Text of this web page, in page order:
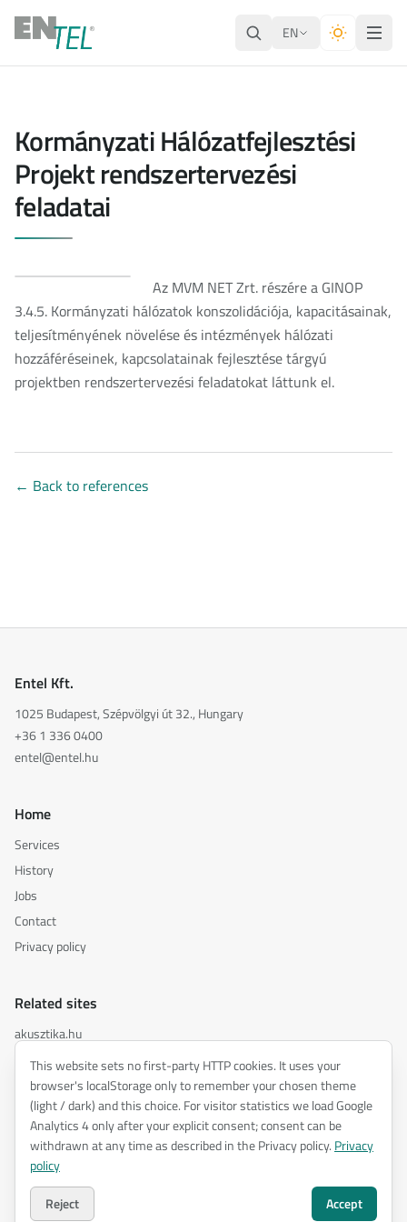
EN
Kormányzati Hálózatfejlesztési
Projekt rendszertervezési
feladatai
Az MVM NET Zrt. részére a GINOP
3.4.5. Kormányzati hálózatok konszolidációja, kapacitásainak,
teljesítményének növelése és intézmények hálózati
hozzáféréseinek, kapcsolatainak fejlesztése tárgyú
projektben rendszertervezési feladatokat láttunk el.
← Back to references
Entel Kft.
1025 Budapest, Szépvölgyi út 32., Hungary
+36 1 336 0400
entel@entel.hu
Home
Services
History
Jobs
Contact
Privacy policy
Related sites
akusztika.hu
inspiredacoustics.com
soundy.ai
irat.ai
2026ENTEL Műszaki Fejlesztő Kft. —
Privacy policy
This website sets no first-party HTTP cookies. It uses your
browser's localStorage only to remember your chosen theme
(light / dark) and this choice. For visitor statistics we load Google
Analytics 4 only after your explicit consent; consent can be
withdrawn at any time as described in the Privacy policy. Privacy
policy
Reject
Accept